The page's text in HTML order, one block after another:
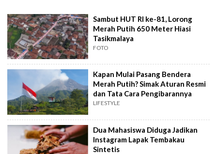
Sambut HUT RI ke-81, Lorong
Merah Putih 650 Meter Hiasi
Tasikmalaya
FOTO
Kapan Mulai Pasang Bendera
Merah Putih? Simak Aturan Resmi
dan Tata Cara Pengibarannya
LIFESTYLE
Dua Mahasiswa Diduga Jadikan
Instagram Lapak Tembakau
Sintetis